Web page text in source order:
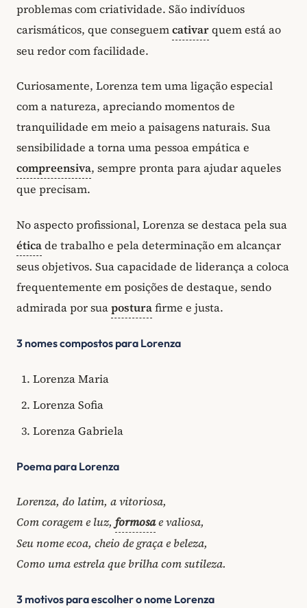
problemas com criatividade. São indivíduos
carismáticos, que conseguemcativarquem está ao
seu redor com facilidade.
Curiosamente, Lorenza tem uma ligação especial
com a natureza, apreciando momentos de
tranquilidade em meio a paisagens naturais. Sua
sensibilidade a torna uma pessoa empática e
compreensiva, sempre pronta para ajudar aqueles
que precisam.
No aspecto profissional, Lorenza se destaca pela sua
éticade trabalho e pela determinação em alcançar
seus objetivos. Sua capacidade de liderança a coloca
frequentemente em posições de destaque, sendo
admirada por suaposturafirme e justa.
3 nomes compostos para Lorenza
Lorenza Maria
Lorenza Sofia
Lorenza Gabriela
Poema para Lorenza
Lorenza, do latim, a vitoriosa,
Com coragem e luz, formosae valiosa,
Seu nome ecoa, cheio de graça e beleza,
Como uma estrela que brilha com sutileza.
3 motivos para escolher o nome Lorenza